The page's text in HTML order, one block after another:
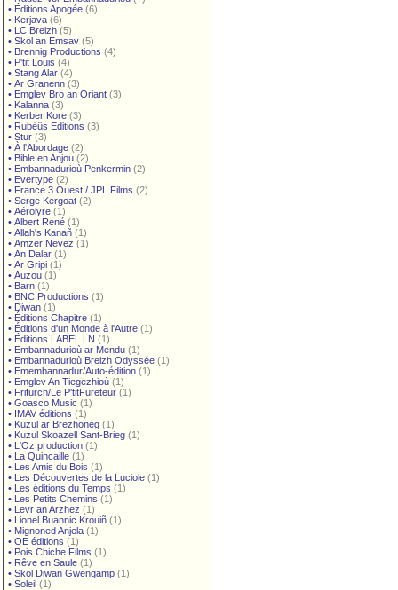
• Éditions Apogée (6)
• Kerjava (6)
• LC Breizh (5)
• Skol an Emsav (5)
• Brennig Productions (4)
• P'tit Louis (4)
• Stang Alar (4)
• Ar Granenn (3)
• Emglev Bro an Oriant (3)
• Kalanna (3)
• Kerber Kore (3)
• Rubéüs Editions (3)
• Stur (3)
• À l'Abordage (2)
• Bible en Anjou (2)
• Embannadurioù Penkermin (2)
• Evertype (2)
• France 3 Ouest / JPL Films (2)
• Serge Kergoat (2)
• Aérolyre (1)
• Albert René (1)
• Allah's Kanañ (1)
• Amzer Nevez (1)
• An Dalar (1)
• Ar Gripi (1)
• Auzou (1)
• Barn (1)
• BNC Productions (1)
• Diwan (1)
• Éditions Chapitre (1)
• Éditions d'un Monde à l'Autre (1)
• Éditions LABEL LN (1)
• Embannadurioù ar Mendu (1)
• Embannadurioù Breizh Odyssée (1)
• Emembannadur/Auto-édition (1)
• Emglev An Tiegezhioù (1)
• Frifurch/Le P'titFureteur (1)
• Goasco Music (1)
• IMAV éditions (1)
• Kuzul ar Brezhoneg (1)
• Kuzul Skoazell Sant-Brieg (1)
• L'Oz production (1)
• La Quincaille (1)
• Les Amis du Bois (1)
• Les Découvertes de la Luciole (1)
• Les éditions du Temps (1)
• Les Petits Chemins (1)
• Levr an Arzhez (1)
• Lionel Buannic Krouiñ (1)
• Mignoned Anjela (1)
• OE éditions (1)
• Pois Chiche Films (1)
• Rêve en Saule (1)
• Skol Diwan Gwengamp (1)
• Soleil (1)